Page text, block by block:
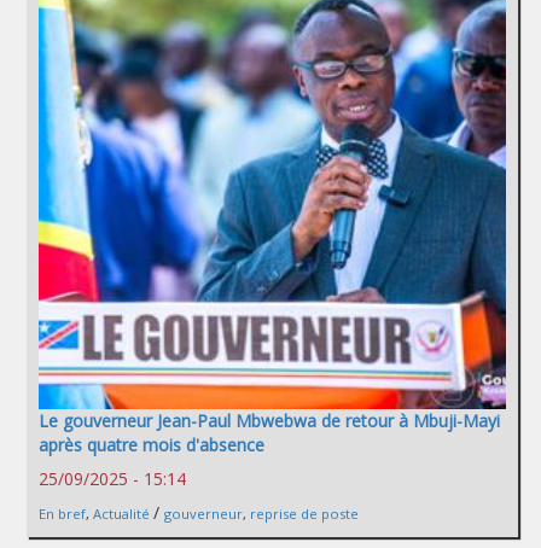
Le gouverneur Jean-Paul Mbwebwa de retour à Mbuji-Mayi
après quatre mois d'absence
25/09/2025 - 15:14
En bref, Actualité / gouverneur, reprise de poste